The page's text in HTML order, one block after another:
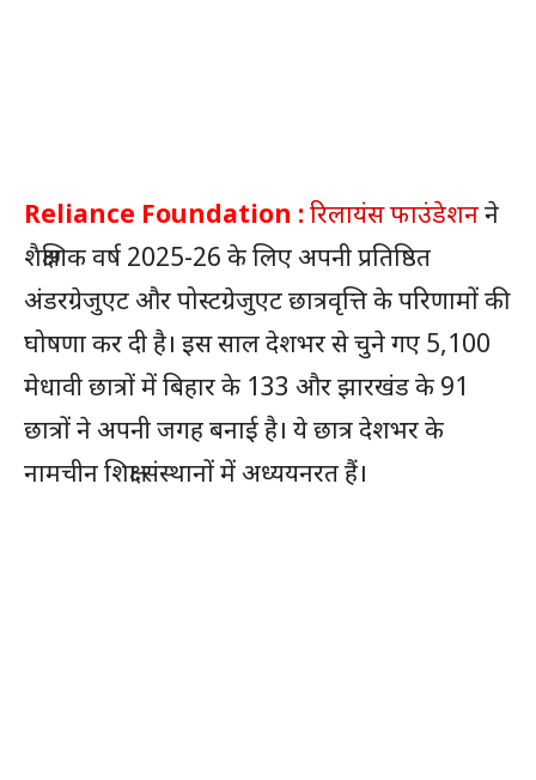
Reliance Foundation :रिलायंस फाउंडेशनने
शैक्षणिक वर्ष 2025-26 के लिए अपनी प्रतिष्ठित
अंडरग्रेजुएट और पोस्टग्रेजुएट छात्रवृत्ति के परिणामों की
घोषणा कर दी है। इस साल देशभर से चुने गए 5,100
मेधावी छात्रों में बिहार के 133 और झारखंड के 91
छात्रों ने अपनी जगह बनाई है। ये छात्र देशभर के
नामचीन शिक्षा संस्थानों में अध्ययनरत हैं।